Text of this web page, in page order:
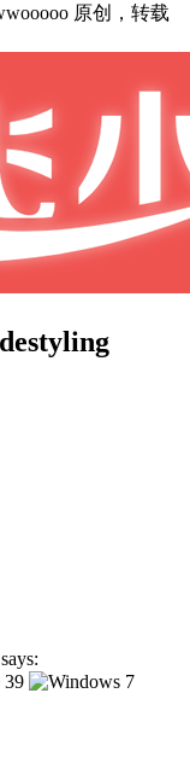
原创，转载
says: